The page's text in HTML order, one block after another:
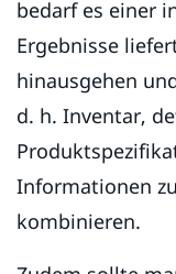
bedarf es einer
Ergebnisse
hinausgehen
d. h. Inventar,
Informationen
kombinieren.